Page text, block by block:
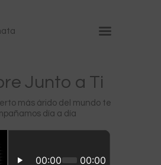
Junto a Ti
más árido del mundo te
día a día